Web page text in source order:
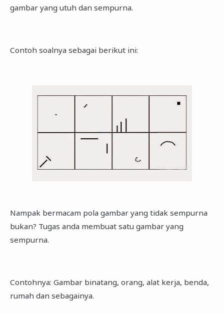
gambar yang utuh dan sempurna.
Contoh soalnya sebagai berikut ini:
Nampak bermacam pola gambar yang tidak sempurna
bukan? Tugas anda membuat satu gambar yang
sempurna.
Contohnya: Gambar binatang, orang, alat kerja, benda,
rumah dan sebagainya.